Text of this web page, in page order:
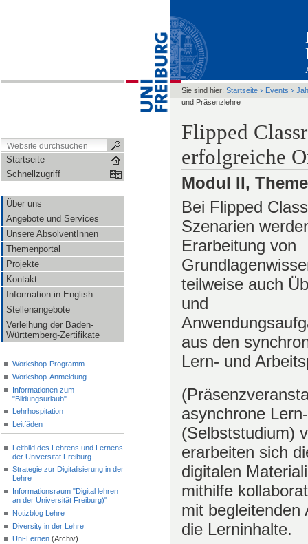
Startseite
Schnellzugriff
Über uns
Angebote und Services
Unsere AbsolventInnen
Themenportal
Projekte
Kontakt
Information in English
Stellenangebote
Verleihung der Baden-
Württemberg-Zertifikate
Workshop-Programm
Workshop-Anmeldung
Informationen zum
"Bildungsurlaub"
Lehrhospitation
Leitfäden
Leitbild des Lehrens und Lernens
der Universität Freiburg
Strategie zur Digitalisierung in der
Lehre
Informationsraum "Digital lehren
an der Universität Freiburg)"
Notizblog Lehre
Diversity in der Lehre
Uni-Lernen(Archiv)
Sie sind hier: Startseite › Events ›
und Präsenzlehre
Flipped
erfolgreiche
Modul II,
Bei Flipped
Szenarien
Erarbeitung von
teilweise auch
und
aus den
Lern- und
asynchrone
(Selbststudium)
erarbeiten sich
digitalen
mithilfe
mit begleitenden
die Lerninhalte.